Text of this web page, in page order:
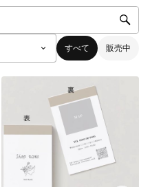
すべて 販売中